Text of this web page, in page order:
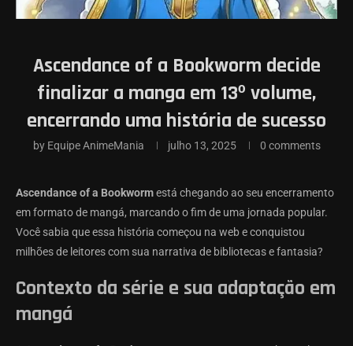
Ascendance of a Bookworm decide
finalizar a manga em 13º volume,
encerrando uma história de sucesso
by Equipe AnimeMania julho 13, 2025 0 comments
Ascendance of a Bookwormestá chegando ao seu encerramento
em formato de mangá, marcando o fim de uma jornada popular.
Você sabia que essa história começou na web e conquistou
milhões de leitores com sua narrativa de bibliotecas e fantasia?
Contexto da série e sua adaptação em
mangá